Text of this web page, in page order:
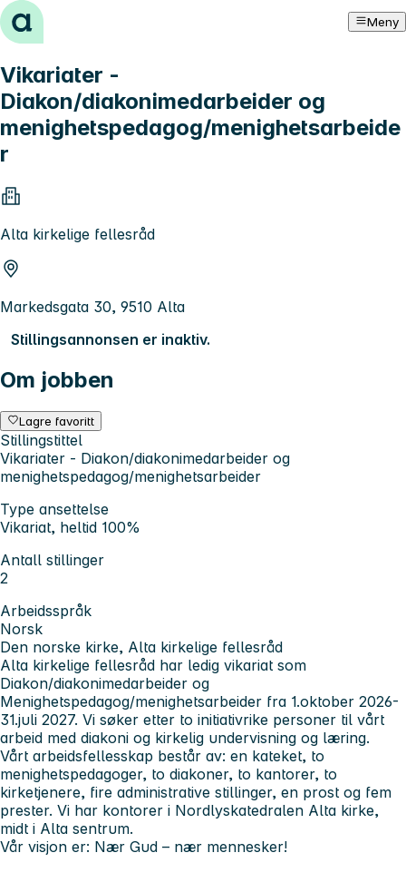
Hopp til innhold Meny
Vikariater -
Diakon/diakonimedarbeider og
menighetspedagog/menighetsarbeide
r
Alta kirkelige fellesråd
Markedsgata 30, 9510 Alta
Stillingsannonsen er inaktiv.
Om jobben
Lagre favoritt
Stillingstittel
Vikariater - Diakon/diakonimedarbeider og
menighetspedagog/menighetsarbeider
Type ansettelse
Vikariat, heltid 100%
Antall stillinger
2
Arbeidsspråk
Norsk
Den norske kirke, Alta kirkelige fellesråd
Alta kirkelige fellesråd har ledig vikariat som
Diakon/diakonimedarbeider og
Menighetspedagog/menighetsarbeider fra 1.oktober 2026-
31.juli 2027. Vi søker etter to initiativrike personer til vårt
arbeid med diakoni og kirkelig undervisning og læring.
Vårt arbeidsfellesskap består av: en kateket, to
menighetspedagoger, to diakoner, to kantorer, to
kirketjenere, fire administrative stillinger, en prost og fem
prester. Vi har kontorer i Nordlyskatedralen Alta kirke,
midt i Alta sentrum.
Vår visjon er: Nær Gud – nær mennesker!